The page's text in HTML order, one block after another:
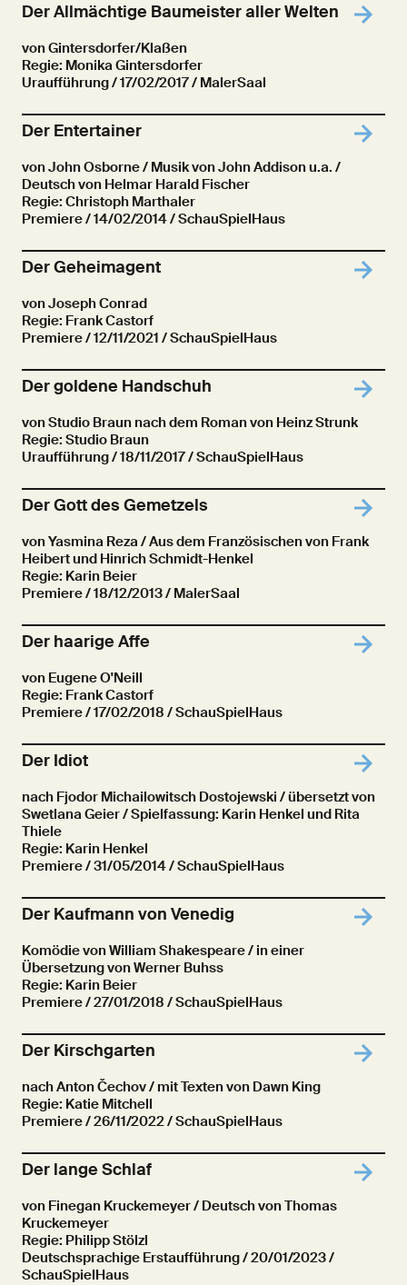
Der Allmächtige Baumeister aller Welten
von Gintersdorfer/Klaßen
Regie: Monika Gintersdorfer
Uraufführung/ 17/02/2017 / MalerSaal
Der Entertainer
von John Osborne / Musik von John Addison u.a. /
Deutsch von Helmar Harald Fischer
Regie: Christoph Marthaler
Premiere/ 14/02/2014 / SchauSpielHaus
Der Geheimagent
von Joseph Conrad
Regie: Frank Castorf
Premiere/ 12/11/2021 / SchauSpielHaus
Der goldene Handschuh
von Studio Braun nach dem Roman von Heinz Strunk
Regie: Studio Braun
Uraufführung/ 18/11/2017 / SchauSpielHaus
Der Gott des Gemetzels
von Yasmina Reza / Aus dem Französischen von Frank
Heibert und Hinrich Schmidt-Henkel
Regie: Karin Beier
Premiere/ 18/12/2013 / MalerSaal
Der haarige Affe
von Eugene O'Neill
Regie: Frank Castorf
Premiere/ 17/02/2018 / SchauSpielHaus
Der Idiot
nach Fjodor Michailowitsch Dostojewski / übersetzt von
Swetlana Geier / Spielfassung: Karin Henkel und Rita
Thiele
Regie: Karin Henkel
Premiere/ 31/05/2014 / SchauSpielHaus
Der Kaufmann von Venedig
Komödie von William Shakespeare / in einer
Übersetzung von Werner Buhss
Regie: Karin Beier
Premiere/ 27/01/2018 / SchauSpielHaus
Der Kirschgarten
nach Anton Čechov / mit Texten von Dawn King
Regie: Katie Mitchell
Premiere/ 26/11/2022 / SchauSpielHaus
Der lange Schlaf
von Finegan Kruckemeyer / Deutsch von Thomas
Kruckemeyer
Regie: Philipp Stölzl
Deutschsprachige Erstaufführung/ 20/01/2023 /
SchauSpielHaus